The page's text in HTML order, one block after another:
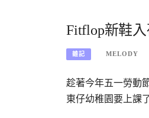
Fitflop新鞋
雜記 MELODY
趁著今年五一勞動
東仔幼稚園要上課